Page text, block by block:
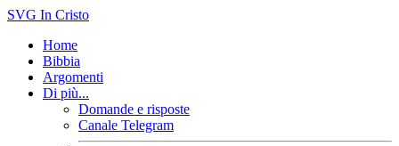
SVG In Cristo
Home
Bibbia
Argomenti
Di più...
Domande e risposte
Canale Telegram